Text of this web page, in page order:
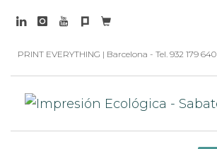
PRINT EVERYTHING | Barcelona - Tel. 932 179 640